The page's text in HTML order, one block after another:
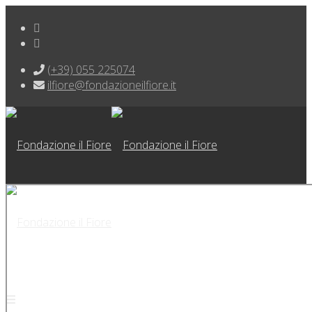
(+39) 055 225074
ilfiore@fondazioneilfiore.it